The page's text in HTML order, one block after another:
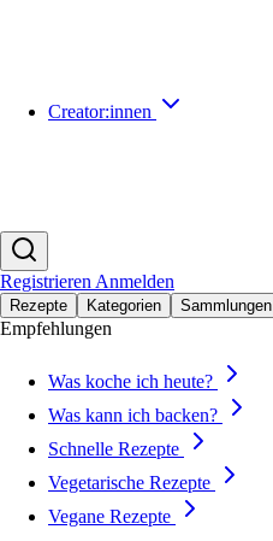
Creator:innen
Registrieren Anmelden
Rezepte Kategorien Sammlungen
Empfehlungen
Was koche ich heute?
Was kann ich backen?
Schnelle Rezepte
Vegetarische Rezepte
Vegane Rezepte